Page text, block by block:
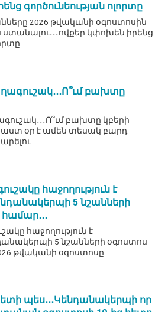
գործունեության ոլորտը
2026 թվականի օգոստոսին
կփոխեն իրենց
բախտը
բախտը կբերի
օր է ամեն տեսակ բարդ
հաջողություն է
5 նշանների
հաջողություն է
5 նշանների օգոստոս
թվականի օգոստոսը
պես․․․Կենդանակերպի որ